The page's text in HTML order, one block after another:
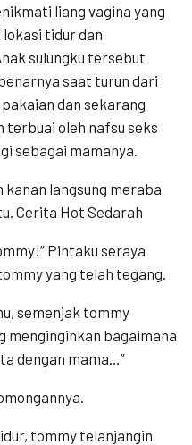
liang vagina yang
lokasi tidur dan
sulungku tersebut
saat turun dari
dan sekarang
terbuai oleh nafsu seks
sebagai mamanya.
langsung meraba
Cerita Hot Sedarah
Pintaku seraya
yang telah tegang.
semenjak tommy
menginginkan bagaimana
dengan mama…”
tommy telanjangin